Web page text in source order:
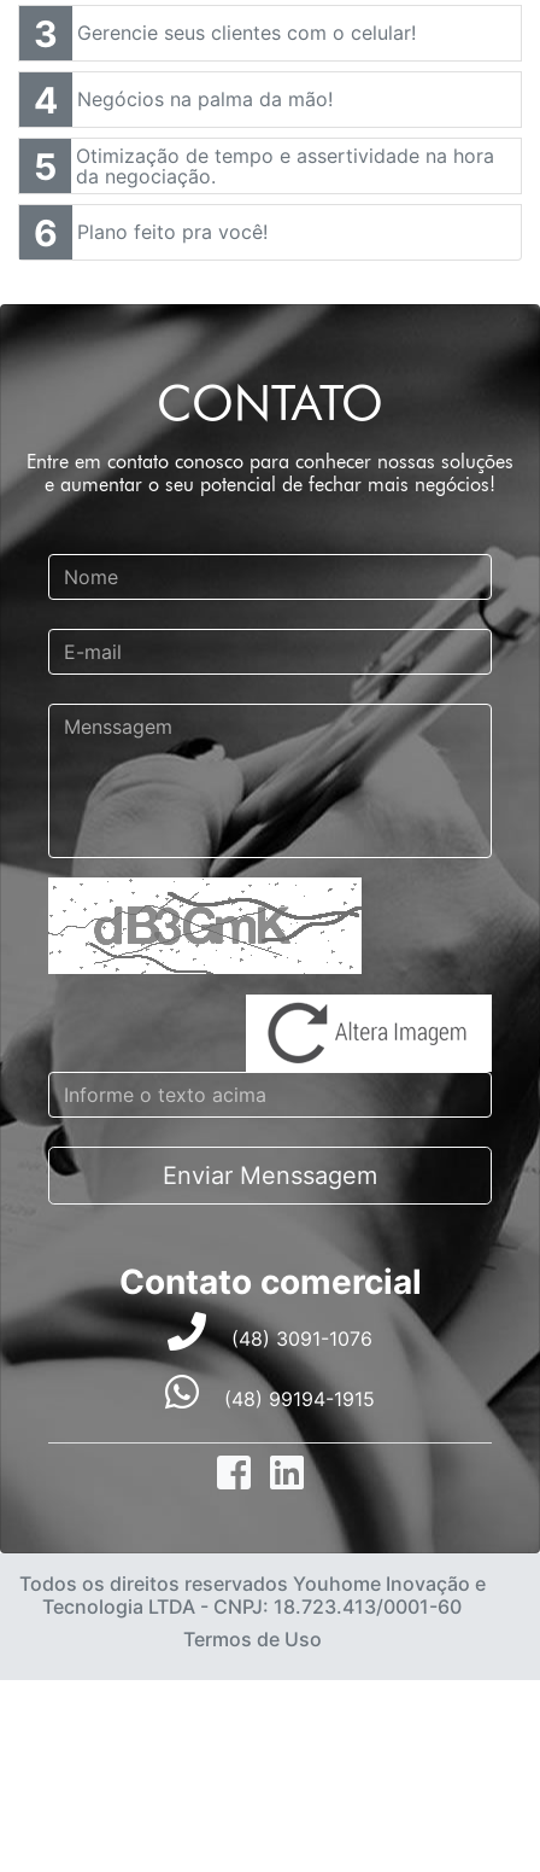
3 Gerencie seus clientes com o celular!
4 Negócios na palma da mão!
5
Otimização de tempo e assertividade na hora
da negociação.
6 Plano feito pra você!
CONTATO
Entre em contato conosco para conhecer nossas soluções
e aumentar o seu potencial de fechar mais negócios!
Enviar Menssagem
Contato comercial
(48) 3091-1076
(48) 99194-1915
Todos os direitos reservados Youhome Inovação e
Tecnologia LTDA - CNPJ: 18.723.413/0001-60
Termos de Uso